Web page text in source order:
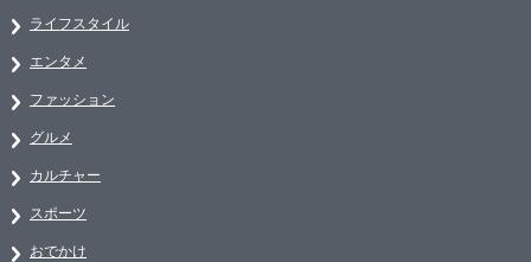
ライフスタイル
エンタメ
ファッション
グルメ
カルチャー
スポーツ
おでかけ